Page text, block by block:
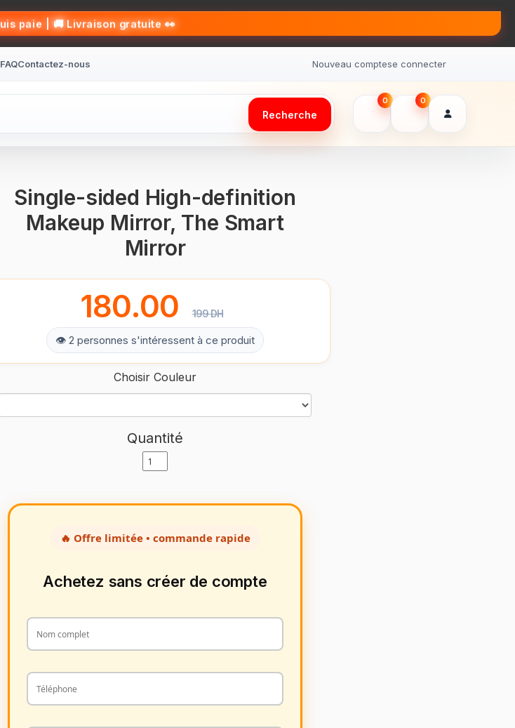
👀 Ouvre, essaie, puis paie | 🚚 Livraison gratuite
FAQContactez-nous Nouveau comptese connecter
Recherche
0 0
Single-sided High-definition
Makeup Mirror, The Smart
Mirror
180.00 199 DH
👁 2 personnes s'intéressent à ce produit
Choisir Couleur
Quantité
🔥 Offre limitée • commande rapide
Achetez sans créer de compte